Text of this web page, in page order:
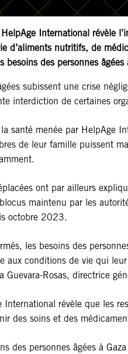
International révèle
d’aliments nutritifs, de
besoins des personnes
subissent une crise
interdiction de certaines
santé menée par HelpAge
de leur famille puissent
ont par ailleurs
maintenu par les
octobre 2023.
les besoins des
aux conditions de vie qui
Guevara-Rosas, directrice
International révèle que les
des soins et des
des personnes âgées à